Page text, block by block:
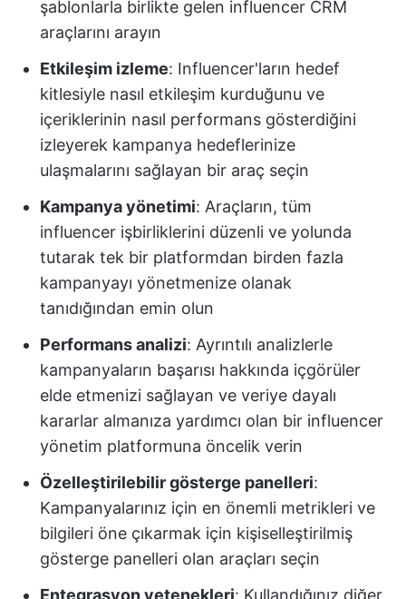
şablonlarla birlikte gelen influencer CRM
araçlarını arayın
Etkileşim izleme: Influencer'ların hedef
kitlesiyle nasıl etkileşim kurduğunu ve
içeriklerinin nasıl performans gösterdiğini
izleyerek kampanya hedeflerinize
ulaşmalarını sağlayan bir araç seçin
Kampanya yönetimi: Araçların, tüm
influencer işbirliklerini düzenli ve yolunda
tutarak tek bir platformdan birden fazla
kampanyayı yönetmenize olanak
tanıdığından emin olun
Performans analizi: Ayrıntılı analizlerle
kampanyaların başarısı hakkında içgörüler
elde etmenizi sağlayan ve veriye dayalı
kararlar almanıza yardımcı olan bir influencer
yönetim platformuna öncelik verin
Özelleştirilebilir gösterge panelleri:
Kampanyalarınız için en önemli metrikleri ve
bilgileri öne çıkarmak için kişiselleştirilmiş
gösterge panelleri olan araçları seçin
Entegrasyon yetenekleri: Kullandığınız diğer